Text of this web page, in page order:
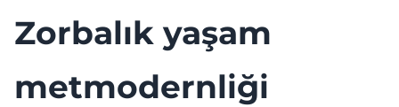
Zorbalık yaşam
metmodernliği